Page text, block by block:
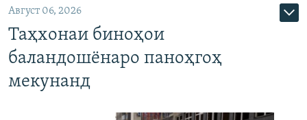
Август 06, 2026
Таҳхонаи биноҳои
баландошёнаро паноҳгоҳ
мекунанд